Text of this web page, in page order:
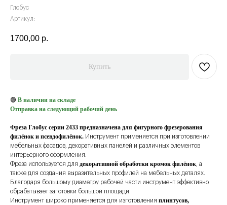
Глобус
Артикул:
1700,00 р.
Купить
🟢 В наличии на складе
Отправка на следующий рабочий день
Фреза Глобус серии 2433 предназначена для фигурного фрезерования
филёнок и псевдофилёнок. Инструмент применяется при изготовлении
мебельных фасадов, декоративных панелей и различных элементов
интерьерного оформления.
Фреза используется для декоративной обработки кромок филёнок , а
также для создания выразительных профилей на мебельных деталях.
Благодаря большому диаметру рабочей части инструмент эффективно
обрабатывает заготовки большой площади.
Инструмент широко применяется для изготовления плинтусов,